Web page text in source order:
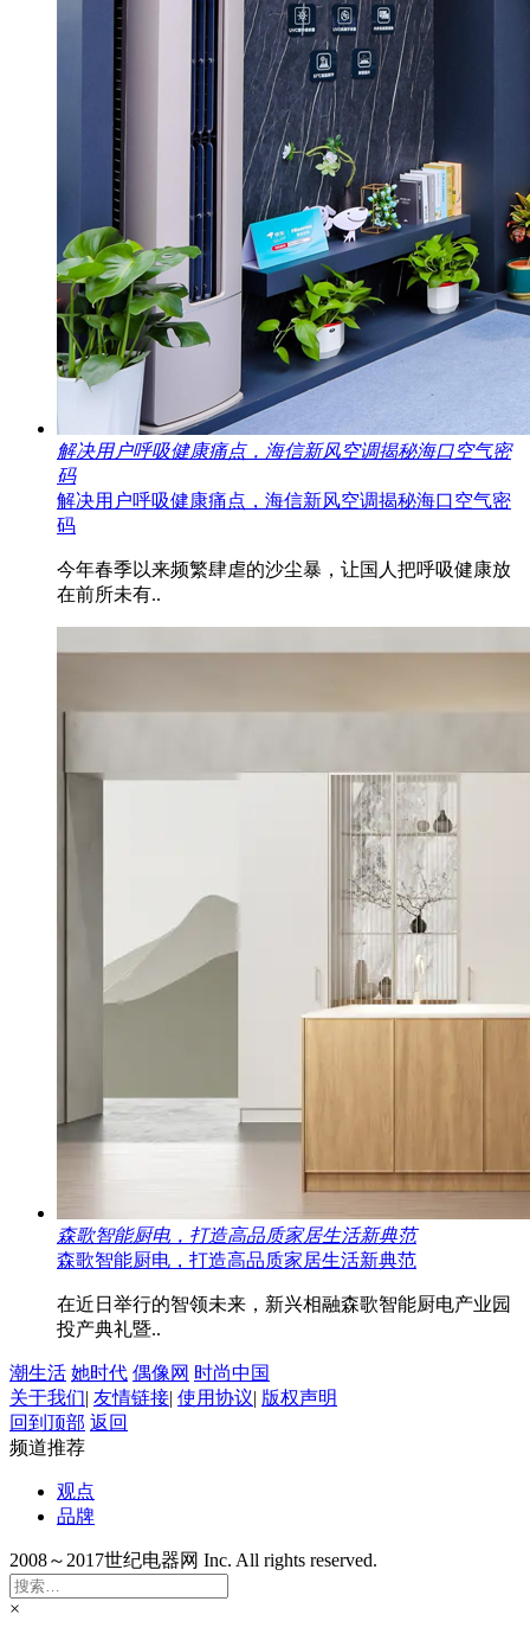
解决用户呼吸健康痛点，海信新风空调揭秘海口空气密
码
解决用户呼吸健康痛点，海信新风空调揭秘海口空气密
码
今年春季以来频繁肆虐的沙尘暴，让国人把呼吸健康放
在前所未有..
森歌智能厨电，打造高品质家居生活新典范
森歌智能厨电，打造高品质家居生活新典范
在近日举行的智领未来，新兴相融森歌智能厨电产业园
投产典礼暨..
潮生活 她时代 偶像网 时尚中国
关于我们| 友情链接| 使用协议| 版权声明
回到顶部 返回
频道推荐
观点
品牌
2008～2017世纪电器网 Inc. All rights reserved.
×